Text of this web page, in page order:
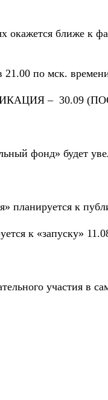
окажется ближе к
по мск.
– 30.09
фонд» будет
к
к «запуску»
участия в